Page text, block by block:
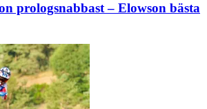
prologsnabbast – Elowson bästa